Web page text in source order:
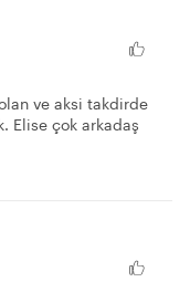
ve aksi takdirde
Elise çok arkadaş